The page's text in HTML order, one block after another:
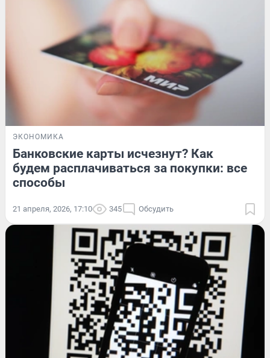
ЭКОНОМИКА
Банковские карты исчезнут? Как
будем расплачиваться за покупки: все
способы
21 апреля, 2026, 17:10 345 Обсудить